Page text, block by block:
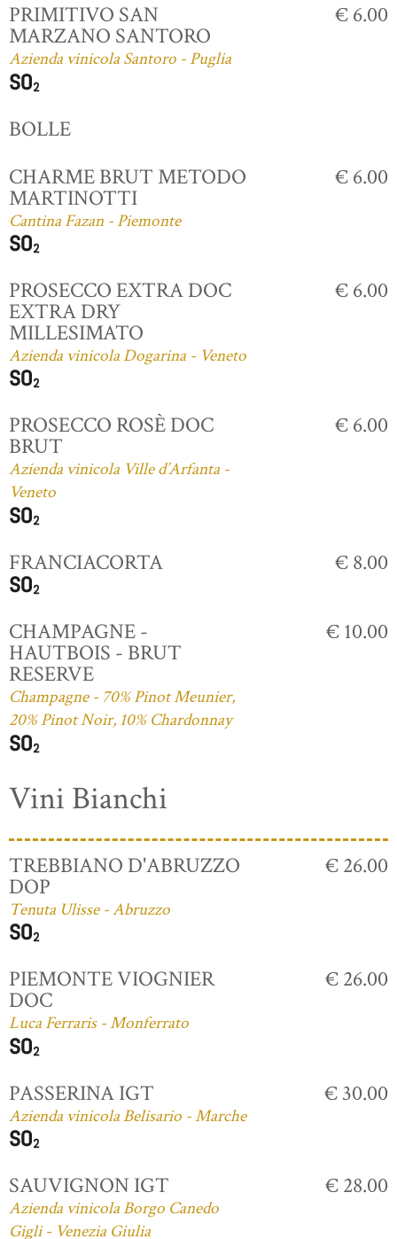
PRIMITIVO SAN
MARZANO SANTORO
Azienda vinicola Santoro - Puglia
€ 6.00
BOLLE
CHARME BRUT METODO
MARTINOTTI
Cantina Fazan - Piemonte
€ 6.00
PROSECCO EXTRA DOC
EXTRA DRY
MILLESIMATO
Azienda vinicola Dogarina - Veneto
€ 6.00
PROSECCO ROSÈ DOC
BRUT
Azienda vinicola Ville d’Arfanta -
Veneto
€ 6.00
FRANCIACORTA € 8.00
CHAMPAGNE -
HAUTBOIS - BRUT
RESERVE
Champagne - 70% Pinot Meunier,
20% Pinot Noir, 10% Chardonnay
€ 10.00
Vini Bianchi
TREBBIANO D'ABRUZZO
DOP
Tenuta Ulisse - Abruzzo
€ 26.00
PIEMONTE VIOGNIER
DOC
Luca Ferraris - Monferrato
€ 26.00
PASSERINA IGT
Azienda vinicola Belisario - Marche
€ 30.00
SAUVIGNON IGT
Azienda vinicola Borgo Canedo
Gigli - Venezia Giulia
€ 28.00